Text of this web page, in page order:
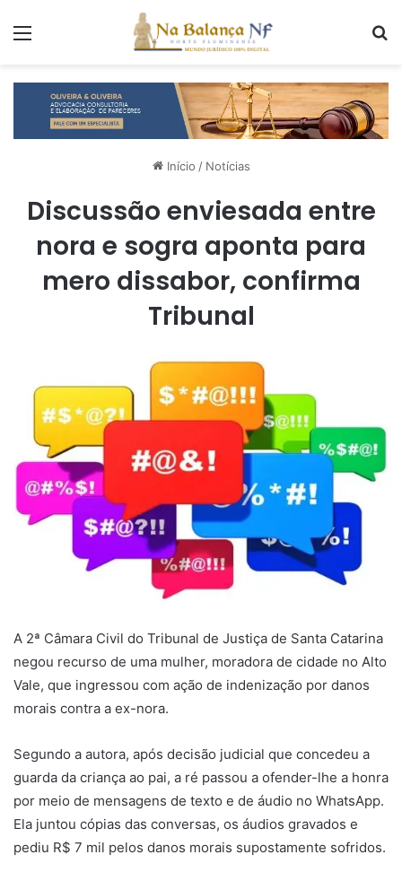
Início / Notícias
Discussão enviesada entre
nora e sogra aponta para
mero dissabor, confirma
Tribunal
A 2ª Câmara Civil do Tribunal de Justiça de Santa Catarina
negou recurso de uma mulher, moradora de cidade no Alto
Vale, que ingressou com ação de indenização por danos
morais contra a ex-nora.
Segundo a autora, após decisão judicial que concedeu a
guarda da criança ao pai, a ré passou a ofender-lhe a honra
por meio de mensagens de texto e de áudio no WhatsApp.
Ela juntou cópias das conversas, os áudios gravados e
pediu R$ 7 mil pelos danos morais supostamente sofridos.